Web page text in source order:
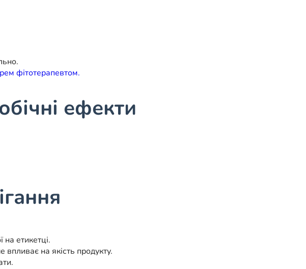
фітотерапевтом.
ефекти
на етикетці.
на якість продукту.